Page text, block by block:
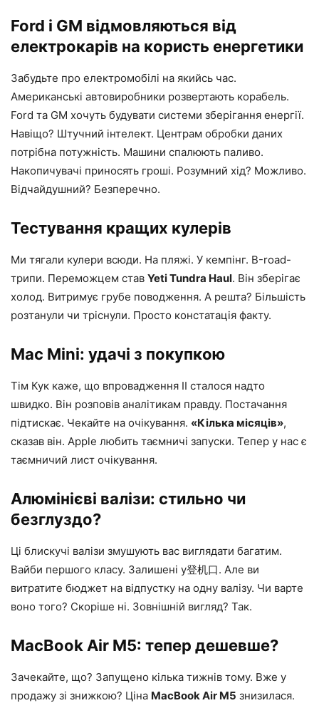
Ford і GM відмовляються від
електрокарів на користь енергетики
Забудьте про електромобілі на якийсь час.
Американські автовиробники розвертають корабель.
Ford та GM хочуть будувати системи зберігання енергії.
Навіщо? Штучний інтелект. Центрам обробки даних
потрібна потужність. Машини спалюють паливо.
Накопичувачі приносять гроші. Розумний хід? Можливо.
Відчайдушний? Безперечно.
Тестування кращих кулерів
Ми тягали кулери всюди. На пляжі. У кемпінг. В-road-
трипи. Переможцем став Yeti Tundra Haul. Він зберігає
холод. Витримує грубе поводження. А решта? Більшість
розтанули чи тріснули. Просто констатація факту.
Mac Mini: удачі з покупкою
Тім Кук каже, що впровадження ІІ сталося надто
швидко. Він розповів аналітикам правду. Постачання
підтискає. Чекайте на очікування. «Кілька місяців»,
сказав він. Apple любить таємничі запуски. Тепер у нас є
таємничий лист очікування.
Алюмінієві валізи: стильно чи
безглуздо?
Ці блискучі валізи змушують вас виглядати багатим.
Вайби першого класу. Залишені у登机口. Але ви
витратите бюджет на відпустку на одну валізу. Чи варте
воно того? Скоріше ні. Зовнішній вигляд? Так.
MacBook Air M5: тепер дешевше?
Зачекайте, що? Запущено кілька тижнів тому. Вже у
продажу зі знижкою? Ціна MacBook Air M5 знизилася.